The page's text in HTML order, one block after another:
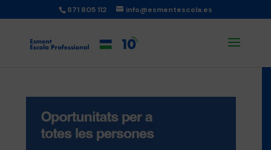
871 805 112 info@esmentescola.es